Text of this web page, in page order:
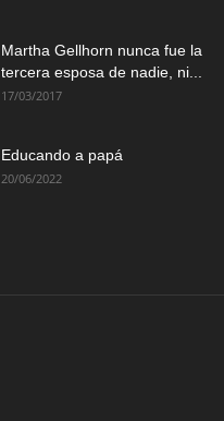
Martha Gellhorn nunca fue la
tercera esposa de nadie, ni...
17/03/2017
Educando a papá
20/06/2022